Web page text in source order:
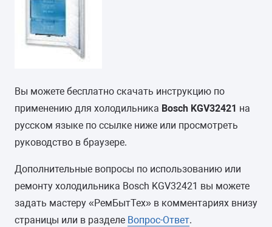
Вы можете бесплатно скачать инструкцию по
применению для холодильника Bosch KGV32421 на
русском языке по ссылке ниже или просмотреть
руководство в браузере.
Дополнительные вопросы по использованию или
ремонту холодильника Bosch KGV32421 вы можете
задать мастеру «РемБытТех» в комментариях внизу
страницы или в разделе Вопрос-Ответ.